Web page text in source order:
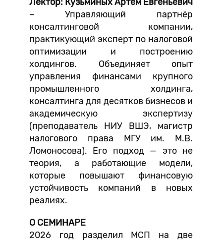
– Управляющий партнёр
консалтинговой компании,
практикующий эксперт по налоговой
оптимизации и построению
холдингов. Объединяет опыт
управления финансами крупного
промышленного холдинга,
консалтинга для десятков бизнесов и
академическую экспертизу
(преподаватель НИУ ВШЭ, магистр
налогового права МГУ им. М.В.
Ломоносова). Его подход — это не
теория, а работающие модели,
которые повышают финансовую
устойчивость компаний в новых
реалиях.
О СЕМИНАРЕ
2026 год разделил МСП на две